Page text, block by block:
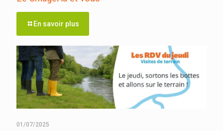
En savoir plus
01/07/2025